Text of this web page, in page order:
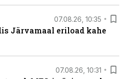
07.08.26, 10:35
Järvamaal eriload kahe
07.08.26, 10:31